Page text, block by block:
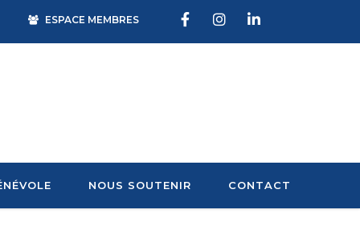
ESPACE MEMBRES
NOUS SOUTENIR CONTACT